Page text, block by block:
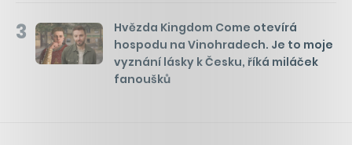
3
Hvězda Kingdom Come otevírá
hospodu na Vinohradech. Je to moje
vyznání lásky k Česku, říká miláček
fanoušků